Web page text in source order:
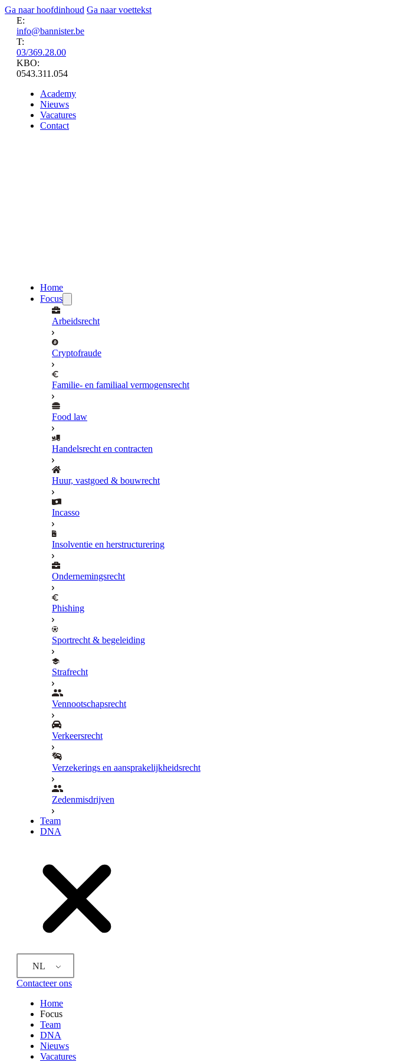
Ga naar hoofdinhoud Ga naar voettekst
E:
info@bannister.be
T:
03/369.28.00
KBO:
0543.311.054
Academy
Nieuws
Vacatures
Contact
Home
Focus
Arbeidsrecht
Cryptofraude
Familie- en familiaal vermogensrecht
Food law
Handelsrecht en contracten
Huur, vastgoed & bouwrecht
Incasso
Insolventie en herstructurering
Ondernemingsrecht
Phishing
Sportrecht & begeleiding
Strafrecht
Vennootschapsrecht
Verkeersrecht
Verzekerings en aansprakelijkheidsrecht
Zedenmisdrijven
Team
DNA
NL
Contacteer ons
Home
Focus
Team
DNA
Nieuws
Vacatures